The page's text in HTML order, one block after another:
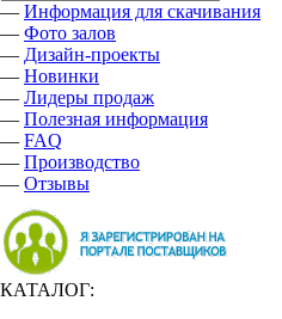
— Информация для скачивания
— Фото залов
— Дизайн-проекты
— Новинки
— Лидеры продаж
— Полезная информация
— FAQ
— Производство
— Отзывы
КАТАЛОГ: